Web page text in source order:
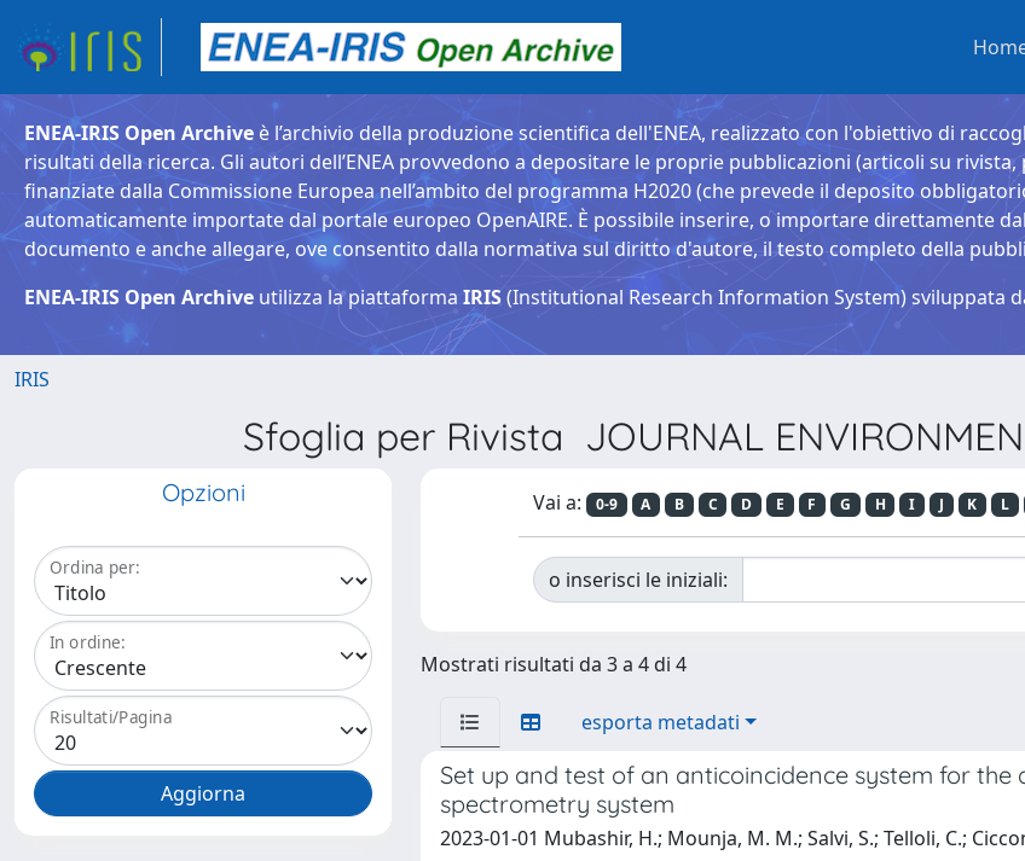
ENEA-IRIS Open Archive è l’archivio della produzione scientifica dell'ENEA, realizzato con l'obiettivo di
risultati della ricerca. Gli autori dell’ENEA provvedono a depositare le proprie pubblicazioni (articoli su
finanziate dalla Commissione Europea nell’ambito del programma H2020 (che prevede il deposito
automaticamente importate dal portale europeo OpenAIRE. È possibile inserire, o importare direttamente
documento e anche allegare, ove consentito dalla normativa sul diritto d'autore, il testo completo della
ENEA-IRIS Open Archive utilizza la piattaforma IRIS(Institutional Research Information System) sviluppata
IRIS
Sfoglia per Rivista JOURNAL
Opzioni
Ordina per:
In ordine:
Risultati/Pagina
Vai a: 0-9 A B C D E F G H I J K L
o inserisci le iniziali:
Mostrati risultati da 3 a 4 di 4
esporta metadati
Set up and test of an anticoincidence system for
spectrometry system
2023-01-01 Mubashir, H.; Mounja, M. M.; Salvi, S.; Telloli, C.;